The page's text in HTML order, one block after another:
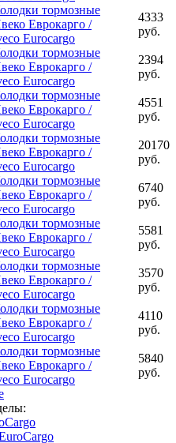
тормозные
Еврокарго /
Eurocargo
4333
руб.
тормозные
Еврокарго /
Eurocargo
2394
руб.
тормозные
Еврокарго /
Eurocargo
4551
руб.
тормозные
Еврокарго /
Eurocargo
20170
руб.
тормозные
Еврокарго /
Eurocargo
6740
руб.
тормозные
Еврокарго /
Eurocargo
5581
руб.
тормозные
Еврокарго /
Eurocargo
3570
руб.
тормозные
Еврокарго /
Eurocargo
4110
руб.
тормозные
Еврокарго /
Eurocargo
5840
руб.